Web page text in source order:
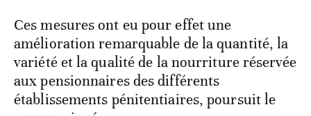
Ces mesures ont eu pour effet une
amélioration remarquable de la quantité, la
variété et la qualité de la nourriture réservée
aux pensionnaires des différents
établissements pénitentiaires, poursuit le